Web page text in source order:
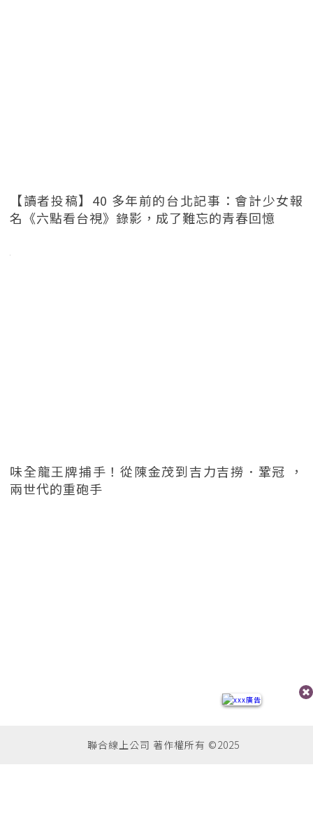
【讀者投稿】40 多年前的台北記事：會計少女報
名《六點看台視》錄影，成了難忘的青春回憶
味全龍王牌捕手！從陳金茂到吉力吉撈．鞏冠 ，
兩世代的重砲手
聯合線上公司 著作權所有 ©2025